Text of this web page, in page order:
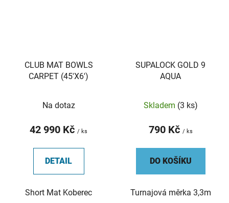
CLUB MAT BOWLS
CARPET (45'X6')
Na dotaz
42 990 Kč / ks
DETAIL
Short Mat Koberec
SUPALOCK GOLD 9
AQUA
Skladem (3 ks)
790 Kč / ks
DO KOŠÍKU
Turnajová měrka 3,3m